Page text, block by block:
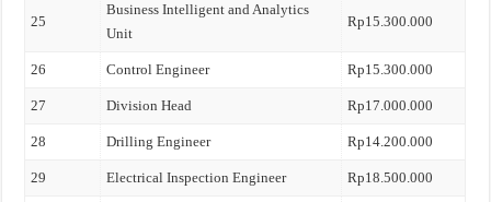
25
Business Intelligent and Analytics
Unit
Rp15.300.000
26 Control Engineer Rp15.300.000
27 Division Head Rp17.000.000
28 Drilling Engineer Rp14.200.000
29 Electrical Inspection Engineer Rp18.500.000